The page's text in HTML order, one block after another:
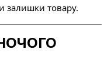
залишки товару.